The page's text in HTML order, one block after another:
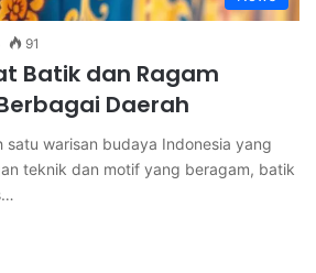
91
Batik dan Ragam
Daerah
satu warisan budaya Indonesia yang
teknik dan motif yang beragam, batik